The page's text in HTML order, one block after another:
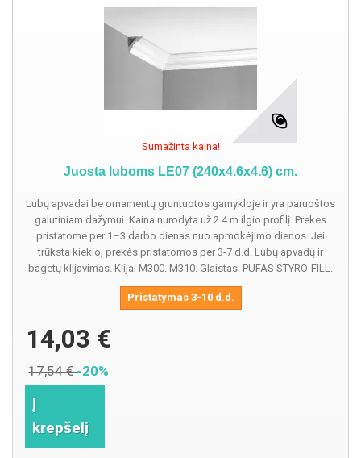
Sumažinta kaina!
Juosta luboms LE07 (240x4.6x4.6) cm.
Lubų apvadai be ornamentų gruntuotos gamykloje ir yra paruoštos
galutiniam dažymui. Kaina nurodyta už 2.4 m ilgio profilį. Prekes
pristatome per 1–3 darbo dienas nuo apmokėjimo dienos. Jei
trūksta kiekio, prekės pristatomos per 3-7 d.d. Lubų apvadų ir
bagetų klijavimas. Klijai M300. M310. Glaistas: PUFAS STYRO-FILL.
Pristatymas 3-10 d.d.
14,03 €
17,54 €-20%
Į
krepšelį